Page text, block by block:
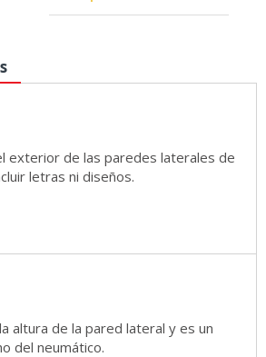
Medidas
exterior de las paredes laterales de
letras ni diseños.
altura de la pared lateral y es un
del neumático.